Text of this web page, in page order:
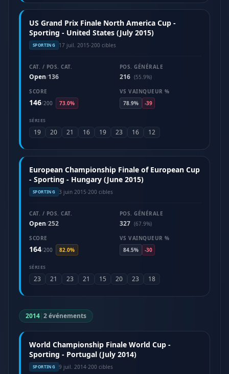
US Grand Prix Finale North America Cup -
Sporting - United States (July 2015)
SPORTING 17 juil. 2015·200 cibles
CAT. / POS. CAT.
Open/136
POS. GÉNÉRALE
216 (55.9%)
SCORE
146/200 73.0%
VS VAINQUEUR %
78.9%
-39
SÉRIES
19 20 21 16 19 23 16 12
European Championship Finale of European Cup
- Sporting - Hungary (June 2015)
SPORTING 3 juin 2015·200 cibles
CAT. / POS. CAT.
Open/252
POS. GÉNÉRALE
327 (67.9%)
SCORE
164/200 82.0%
VS VAINQUEUR %
84.5%
-30
SÉRIES
23 21 23 21 15 20 23 18
2014|2 événements
World Championship Finale World Cup -
Sporting - Portugal (July 2014)
SPORTING 9 juil. 2014·200 cibles